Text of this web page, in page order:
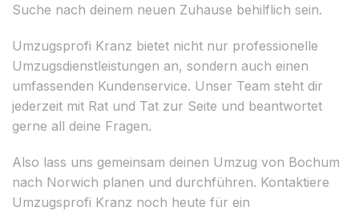
Suche nach deinem neuen Zuhause behilflich sein.
Umzugsprofi Kranz bietet nicht nur professionelle
Umzugsdienstleistungen an, sondern auch einen
umfassenden Kundenservice. Unser Team steht dir
jederzeit mit Rat und Tat zur Seite und beantwortet
gerne all deine Fragen.
Also lass uns gemeinsam deinen Umzug von Bochum
nach Norwich planen und durchführen. Kontaktiere
Umzugsprofi Kranz noch heute für ein